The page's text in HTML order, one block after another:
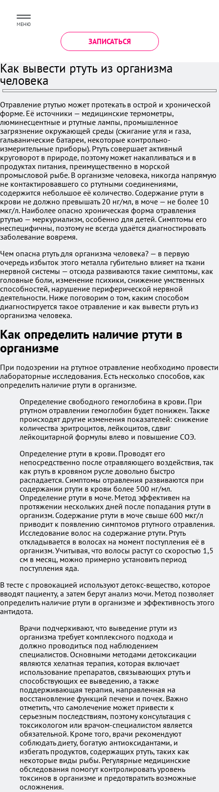
МЕНЮ
ЗАПИСАТЬСЯ
Как вывести ртуть из организма
человека
Отравление ртутью может протекать в острой и хронической
форме. Её источники — медицинские термометры,
люминесцентные и ртутные лампы, промышленное
загрязнение окружающей среды (сжигание угля и газа,
гальванические батареи, некоторые контрольно-
измерительные приборы). Ртуть совершает активный
круговорот в природе, поэтому может накапливаться и в
продуктах питания, преимущественно в морской
промысловой рыбе. В организме человека, никогда напрямую
не контактировавшего со ртутными соединениями,
содержится небольшое её количество. Содержание ртути в
крови не должно превышать 20 нг/мл, в моче — не более 10
мкг/л. Наиболее опасно хроническая форма отравления
ртутью — меркуриализм, особенно для детей. Симптомы его
неспецифичны, поэтому не всегда удаётся диагностировать
заболевание вовремя.
Чем опасна ртуть для организма человека? — в первую
очередь избыток этого металла губительно влияет на ткани
нервной системы — отсюда развиваются такие симптомы, как
головные боли, изменение психики, снижение умственных
способностей, нарушение периферической нервной
деятельности. Ниже поговорим о том, каким способом
диагностируется такое отравление и как вывести ртуть из
организма человека.
Как определить наличие ртути в
организме
При подозрении на ртутное отравление необходимо провести
лабораторные исследования. Есть несколько способов, как
определить наличие ртути в организме.
Определение свободного гемоглобина в крови. При
ртутном отравлении гемоглобин будет понижен. Также
происходят другие изменения показателей: снижение
количества эритроцитов, лейкоцитов, сдвиг
лейкоцитарной формулы влево и повышение СОЭ.
Определение ртути в крови. Проводят его
непосредственно после отравляющего воздействия, так
как ртуть в кровяном русле довольно быстро
распадается. Симптомы отравления развиваются при
содержании ртути в крови более 500 нг/мл.
Определение ртути в моче. Метод эффективен на
протяжении нескольких дней после попадания ртути в
организм. Содержание ртути в моче свыше 600 мкг/л
приводит к появлению симптомов ртутного отравления.
Исследование волос на содержание ртути. Ртуть
откладывается в волосах на момент поступления её в
организм. Учитывая, что волосы растут со скоростью 1,5
см в месяц, можно примерно установить период
поступления яда.
В тесте с провокацией используют детокс-вещество, которое
вводят пациенту, а затем берут анализ мочи. Метод позволяет
определить наличие ртути в организме и эффективность этого
антидота.
Врачи подчеркивают, что выведение ртути из
организма требует комплексного подхода и
должно проводиться под наблюдением
специалистов. Основными методами детоксикации
являются хелатная терапия, которая включает
использование препаратов, связывающих ртуть и
способствующих ее выведению, а также
поддерживающая терапия, направленная на
восстановление функций печени и почек. Важно
отметить, что самолечение может привести к
серьезным последствиям, поэтому консультация с
токсикологом или врачом-специалистом является
обязательной. Кроме того, врачи рекомендуют
соблюдать диету, богатую антиоксидантами, и
избегать продуктов, содержащих ртуть, таких как
некоторые виды рыбы. Регулярные медицинские
обследования помогут контролировать уровень
токсинов в организме и предотвратить возможные
осложнения.